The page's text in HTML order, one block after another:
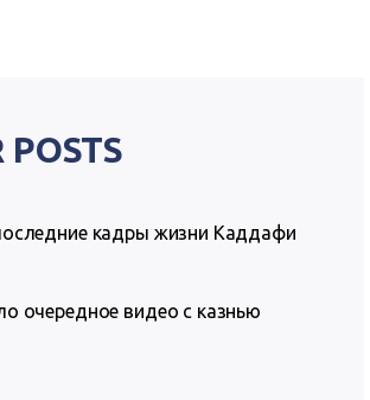
кадры жизни Каддафи
очередное видео с казнью